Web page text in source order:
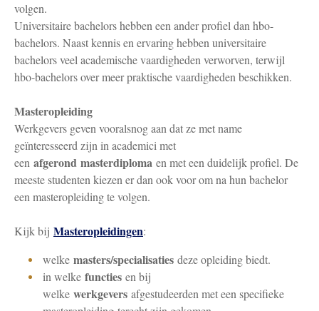
volgen.
Universitaire bachelors hebben een ander profiel dan hbo-
bachelors. Naast kennis en ervaring hebben universitaire
bachelors veel academische vaardigheden verworven, terwijl
hbo-bachelors over meer praktische vaardigheden beschikken.
Masteropleiding
Werkgevers geven vooralsnog aan dat ze met name
geïnteresseerd zijn in academici met
een afgerond masterdiploma en met een duidelijk profiel. De
meeste studenten kiezen er dan ook voor om na hun bachelor
een masteropleiding te volgen.
Kijk bij Masteropleidingen:
welke masters/specialisaties deze opleiding biedt.
in welke functies en bij
welke werkgevers afgestudeerden met een specifieke